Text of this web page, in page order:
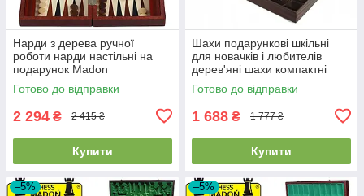
Нарди з дерева ручної
роботи нарди настільні на
подарунок Madon
Backgammon Male розмір 28
х 33 см вага 700 г
Готово до відправки
2 294 ₴ 2 415 ₴
Купити
Шахи подарункові шкільні
для новачків і любителів
дерев'яні шахи компактні
MADON SZKOLNE (27x27см)
Готово до відправки
1 688 ₴ 1 777 ₴
Купити
–5% –5%